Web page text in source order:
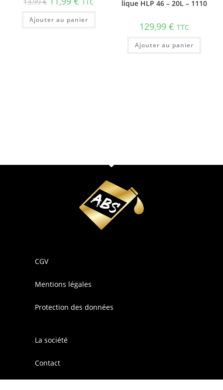
Ajouter au panier
lique HLP 46 – 20L – 1110
129,99 € TTC
Ajouter au panier
CGV
Mentions légales
Protection des données
La société
Contact